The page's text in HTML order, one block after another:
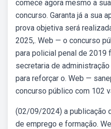
comece agora mesmo a
concurso. Garanta já a sua
prova objetiva será
2025,. Web — o concurso
para policial penal de 2019
secretaria de
para reforçar o. Web —
concurso público com 102
(02/09/2024) a publicação
de emprego e formação.